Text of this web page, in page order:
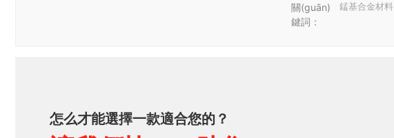
關(guān)
鍵詞：
錳基合金材料
怎么才能選擇一款適合您的？